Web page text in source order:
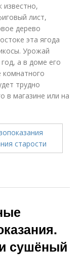
известно,
лист,
дерево
эта ягода
Урожай
а в доме его
трудно
в магазине или на
сушёный